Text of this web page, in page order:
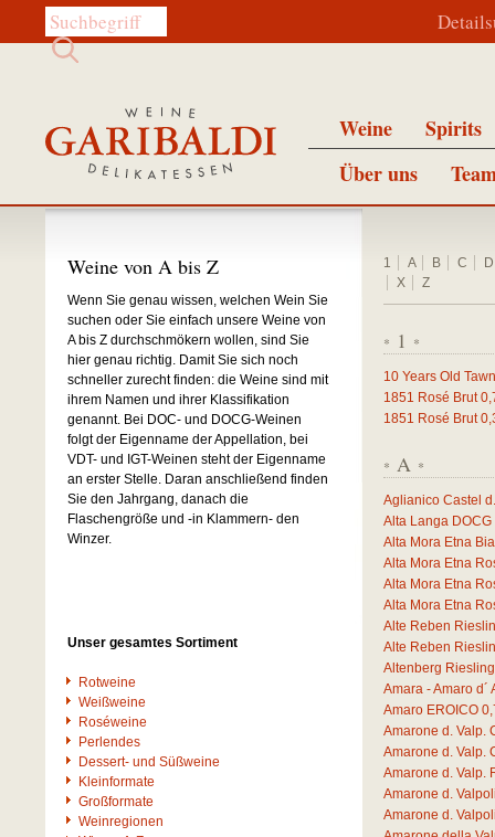
Diese Website durchsuchen:
Weine
Spirits
Über uns
1 A B C
D
X
Z
* 1 *
10 Years Old
1851 Rosé Brut
1851 Rosé Brut
* A *
Aglianico Castel
Alta Langa
Alta Mora Etna
Alta Mora Etna
Alta Mora Etna
Alta Mora Etna
Alte Reben
Alte Reben
Altenberg
Amara - Amaro d´
Amaro EROICO
Amarone d. Valp.
Amarone d. Valp.
Amarone d. Valp.
Amarone d.
Amarone d.
Weine von A bis Z
Wenn Sie genau wissen, welchen Wein Sie
suchen oder Sie einfach unsere Weine von
A bis Z durchschmökern wollen, sind Sie
hier genau richtig. Damit Sie sich noch
schneller zurecht finden: die Weine sind mit
ihrem Namen und ihrer Klassifikation
genannt. Bei DOC- und DOCG-Weinen
folgt der Eigenname der Appellation, bei
VDT- und IGT-Weinen steht der Eigenname
an erster Stelle. Daran anschließend finden
Sie den Jahrgang, danach die
Flaschengröße und -in Klammern- den
Winzer.
Unser gesamtes Sortiment
Rotweine
Weißweine
Roséweine
Perlendes
Dessert- und Süßweine
Kleinformate
Großformate
Weinregionen